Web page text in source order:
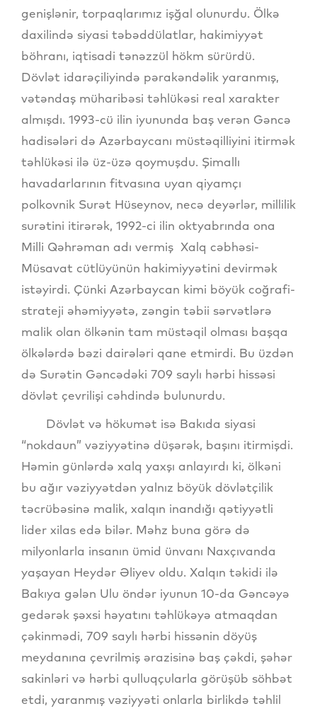
genişlənir, torpaqlarımız işğal olunurdu. Ölkə
daxilində siyasi təbəddülatlar, hakimiyyət
böhranı, iqtisadi tənəzzül hökm sürürdü.
Dövlət idarəçiliyində pərakəndəlik yaranmış,
vətəndaş müharibəsi təhlükəsi real xarakter
almışdı. 1993-cü ilin iyununda baş verən Gəncə
hadisələri də Azərbaycanı müstəqilliyini itirmək
təhlükəsi ilə üz-üzə qoymuşdu. Şimallı
havadarlarının fitvasına uyan qiyamçı
polkovnik Surət Hüseynov, necə deyərlər, millilik
surətini itirərək, 1992-ci ilin oktyabrında ona
Milli Qəhrəman adı vermiş Xalq cəbhəsi-
Müsavat cütlüyünün hakimiyyətini devirmək
istəyirdi. Çünki Azərbaycan kimi böyük coğrafi-
strateji əhəmiyyətə, zəngin təbii sərvətlərə
malik olan ölkənin tam müstəqil olması başqa
ölkələrdə bəzi dairələri qane etmirdi. Bu üzdən
də Surətin Gəncədəki 709 saylı hərbi hissəsi
dövlət çevrilişi cəhdində bulunurdu.
Dövlət və hökumət isə Bakıda siyasi
“nokdaun” vəziyyətinə düşərək, başını itirmişdi.
Həmin günlərdə xalq yaxşı anlayırdı ki, ölkəni
bu ağır vəziyyətdən yalnız böyük dövlətçilik
təcrübəsinə malik, xalqın inandığı qətiyyətli
lider xilas edə bilər. Məhz buna görə də
milyonlarla insanın ümid ünvanı Naxçıvanda
yaşayan Heydər Əliyev oldu. Xalqın təkidi ilə
Bakıya gələn Ulu öndər iyunun 10-da Gəncəyə
gedərək şəxsi həyatını təhlükəyə atmaqdan
çəkinmədi, 709 saylı hərbi hissənin döyüş
meydanına çevrilmiş ərazisinə baş çəkdi, şəhər
sakinləri və hərbi qulluqçularla görüşüb söhbət
etdi, yaranmış vəziyyəti onlarla birlikdə təhlil